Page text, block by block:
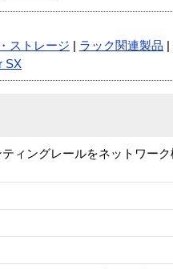
ストレージ ラック関連製品
SX
ィングレールをネットワー